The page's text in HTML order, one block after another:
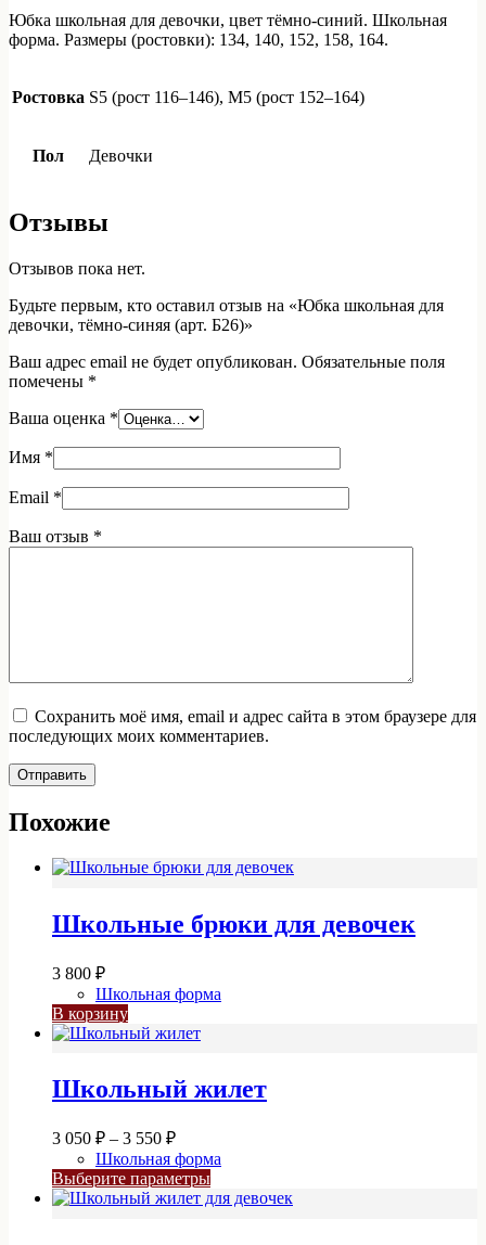
(арт.
Б26)
Юбка школьная для девочки, цвет тёмно-синий. Школьная
форма. Размеры (ростовки): 134, 140, 152, 158, 164.
Ростовка S5 (рост 116–146), M5 (рост 152–164)
Пол Девочки
Отзывы
Отзывов пока нет.
Будьте первым, кто оставил отзыв на «Юбка школьная для
девочки, тёмно-синяя (арт. Б26)»
Ваш адрес email не будет опубликован. Обязательные поля
помечены *
Ваша оценка *
Имя *
Email *
Ваш отзыв *
Сохранить моё имя, email и адрес сайта в этом браузере для
последующих моих комментариев.
Отправить
Похожие
Школьные брюки для девочек
3 800 ₽
Школьная форма
В корзину
Школьный жилет
3 050 ₽ – 3 550 ₽Диапазон
цен:
3
050 ₽
Школьная форма
Выберите параметрыЭтот
товар